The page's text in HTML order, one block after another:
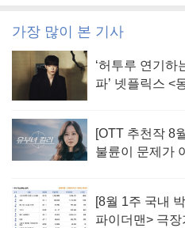
가장 많이 본 기사
‘허투루 연기하
파’ 넷플릭스 <
[OTT 추천작 8
불륜이 문제가
[8월 1주 국내
파이더맨> 극